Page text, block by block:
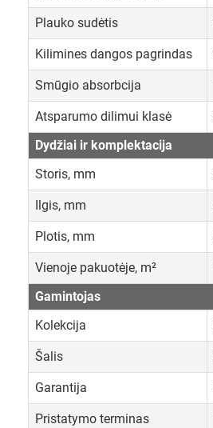
Plauko sudėtis
Kilimines dangos pagrindas
Smūgio absorbcija
Atsparumo dilimui klasė
Dydžiai ir komplektacija
Storis, mm
Ilgis, mm
Plotis, mm
Vienoje pakuotėje, m²
Gamintojas
Kolekcija
Šalis
Garantija
Pristatymo terminas